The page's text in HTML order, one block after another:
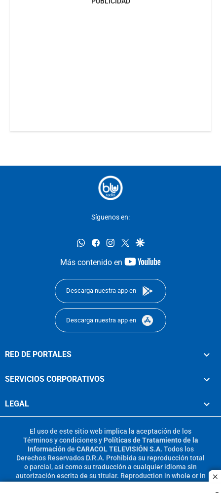
Síguenos en:
whatsappfacebookinstagram
twittergoogle
Más contenido en
youtube-
Descarga nuestra app en
Descarga nuestra app en
RED DE PORTALES
SERVICIOS CORPORATIVOS
LEGAL
El uso de este sitio web implica la aceptación de los
Términos y condicionesy Políticas de Tratamiento de la
Información de CARACOL TELEVISIÓN S.A. Todos los
Derechos Reservados D.R.A. Prohibida su reproducción total
o parcial, así como su traducción a cualquier idioma sin
autorización escrita de su titular. Reproduction in whole or in